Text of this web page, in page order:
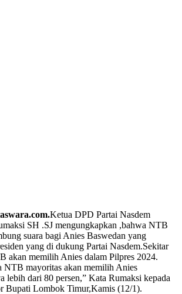
Ketua DPD Partai Nasdem
SH .SJ mengungkapkan ,bahwa NTB
suara bagi Anies Baswedan yang
yang di dukung Partai Nasdem.Sekitar
akan memilih Anies dalam Pilpres 2024.
NTB mayoritas akan memilih Anies
lebih dari 80 persen,” Kata Rumaksi kepada
Bupati Lombok Timur,Kamis (12/1).